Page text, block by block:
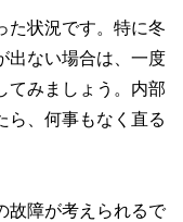
た状況です。特に冬
出ない場合は、一度
てみましょう。内部
ら、何事もなく直る
故障が考えられるで